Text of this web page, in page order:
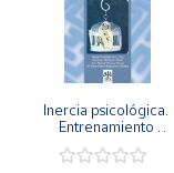
Inercia psicológica.
Entrenamiento
Igualdad de Género.